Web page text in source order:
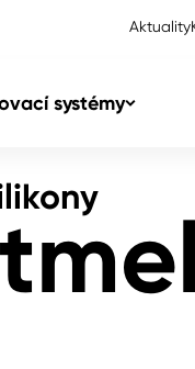
Aktuality
systémy
Colorlak
Colorlak Profi